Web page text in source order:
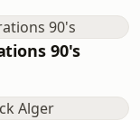
90's